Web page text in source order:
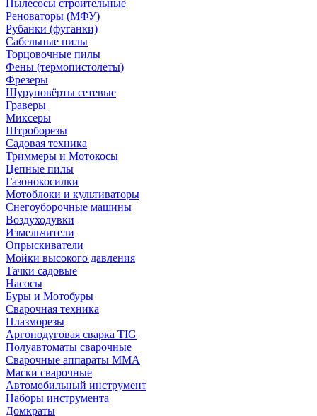
Пылесосы строительные
Реноваторы (МФУ)
Рубанки (фуганки)
Сабельные пилы
Торцовочные пилы
Фены (термопистолеты)
Фрезеры
Шуруповёрты сетевые
Граверы
Миксеры
Штроборезы
Садовая техника
Триммеры и Мотокосы
Цепные пилы
Газонокосилки
Мотоблоки и культиваторы
Снегоуборочные машины
Воздуходувки
Измельчители
Опрыскиватели
Мойки высокого давления
Тачки садовые
Насосы
Буры и Мотобуры
Сварочная техника
Плазморезы
Аргонодуговая сварка TIG
Полуавтоматы сварочные
Сварочные аппараты ММА
Маски сварочные
Автомобильный инструмент
Наборы инструмента
Домкраты